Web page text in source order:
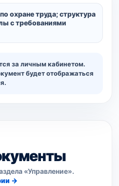
охране труда; структура
с требованиями
за личным кабинетом.
будет отображаться
«Управление».
→